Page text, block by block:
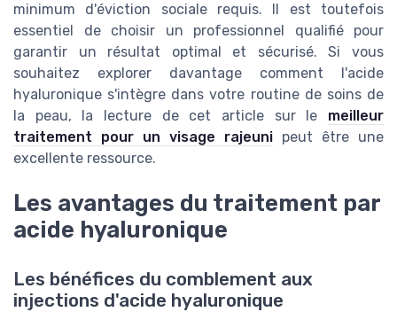
minimum d'éviction sociale requis. Il est toutefois
essentiel de choisir un professionnel qualifié pour
garantir un résultat optimal et sécurisé. Si vous
souhaitez explorer davantage comment l'acide
hyaluronique s'intègre dans votre routine de soins de
la peau, la lecture de cet article sur le meilleur
traitement pour un visage rajeuni peut être une
excellente ressource.
Les avantages du traitement par
acide hyaluronique
Les bénéfices du comblement aux
injections d'acide hyaluronique